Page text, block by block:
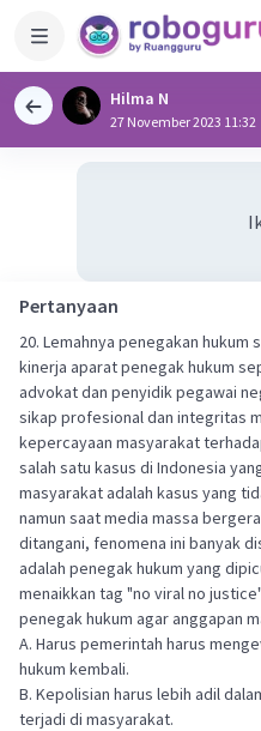
Hilma N
27 November 2023 11:32
Pertanyaan
20. Lemahnya penegakan hukum
kinerja aparat penegak hukum
advokat dan penyidik pegawai
sikap profesional dan integritas
kepercayaan masyarakat
salah satu kasus di Indonesia
masyarakat adalah kasus yang
namun saat media massa
ditangani, fenomena ini banyak
adalah penegak hukum yang
menaikkan tag "no viral no
penegak hukum agar anggapan
A. Harus pemerintah harus
hukum kembali.
B. Kepolisian harus lebih adil
terjadi di masyarakat.